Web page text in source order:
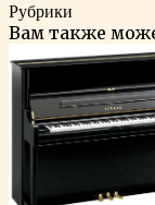
Рубрики
Вам также